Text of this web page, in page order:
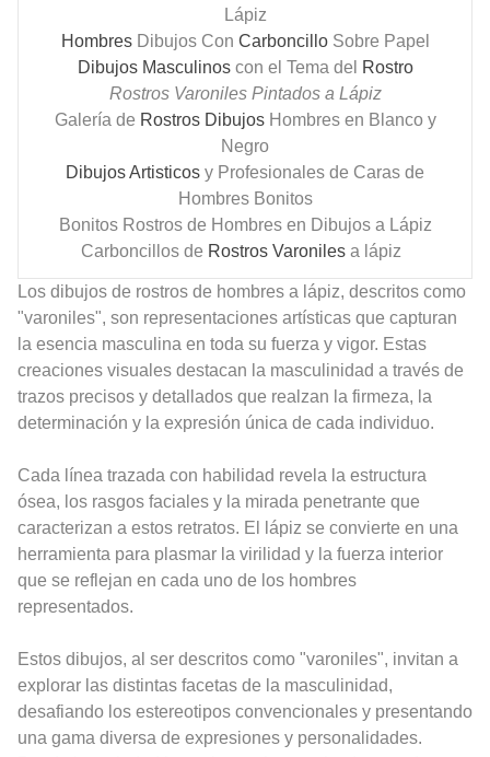
Lápiz
HombresDibujos Con CarboncilloSobre Papel
Dibujos Masculinoscon el Tema del
Rostro
Rostros Varoniles Pintados a Lápiz
Galería de Rostros DibujosHombres en Blanco y
Negro
Dibujos Artisticos y Profesionales de Caras de
Hombres Bonitos
Bonitos Rostros de Hombres en Dibujos a Lápiz
Carboncillos de Rostros Varonilesa lápiz
Los dibujos de rostros de hombres a lápiz, descritos como
"varoniles", son representaciones artísticas que capturan
la esencia masculina en toda su fuerza y vigor. Estas
creaciones visuales destacan la masculinidad a través de
trazos precisos y detallados que realzan la firmeza, la
determinación y la expresión única de cada individuo.
Cada línea trazada con habilidad revela la estructura
ósea, los rasgos faciales y la mirada penetrante que
caracterizan a estos retratos. El lápiz se convierte en una
herramienta para plasmar la virilidad y la fuerza interior
que se reflejan en cada uno de los hombres
representados.
Estos dibujos, al ser descritos como "varoniles", invitan a
explorar las distintas facetas de la masculinidad,
desafiando los estereotipos convencionales y presentando
una gama diversa de expresiones y personalidades.